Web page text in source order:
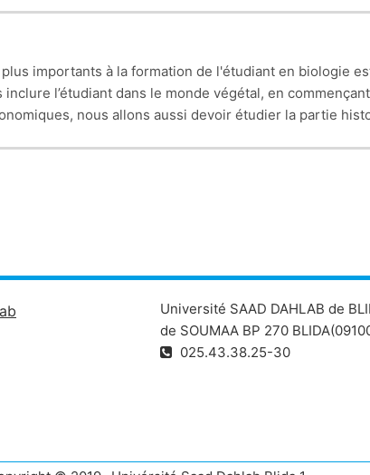
importants à la formation de l'étudiant en biologie
dans le monde végétal, en commençant par
nous allons aussi devoir étudier la partie
Université SAAD DAHLAB de
de SOUMAA BP 270
025.43.38.25-30